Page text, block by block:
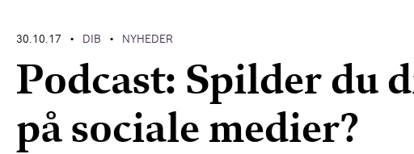
30.10.17 • DIB • NYHEDER
Podcast: Spilder du
på sociale medier?